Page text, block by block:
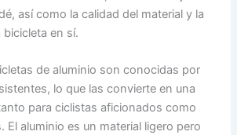
así como la calidad del material y la
en sí.
de aluminio son conocidas por
lo que las convierte en una
para ciclistas aficionados como
El aluminio es un material ligero pero